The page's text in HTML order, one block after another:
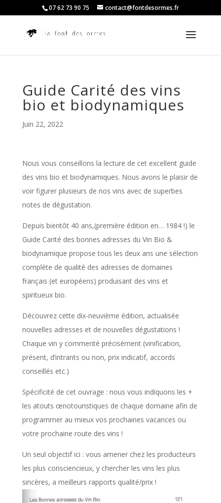
07 62 73 90 75 contact@fontdesormes.fr
Guide Carité des vins
bio et biodynamiques
Juin 22, 2022
Nous vous conseillons la lecture de cet excellent guide
des vins bio et biodynamiques. Nous avons le plaisir de
voir figurer plusieurs de nos vins avec de superbes
notes de dégustation.
Depuis bientôt 40 ans,(première édition en… 1984 !) le
Guide Carité des bonnes adresses du Vin Bio &
biodynamique propose tous les deux ans une sélection
complète de qualité des adresses de domaines
français (et européens) produisant des vins et
spiritueux bio.
Découvrez cette dix-neuvième édition, actualisée
nouvelles adresses et de nouvelles dégustations !
Chaque vin y commenté précisément (vinification,
présent, d’intrants ou non, prix indicatif, accords
conseillés etc.)
Spécificité de cet ouvrage : nous vous indiquons les +
les atouts œnotouristiques de chaque domaine afin de
programmer au mieux vos prochaines vacances ou
votre prochaine route des vins !
Un seul objectif ici : vous amener chez les producteurs
les plus consciencieux, y chercher les vins les plus
sincères, a meilleurs rapports qualité/prix !